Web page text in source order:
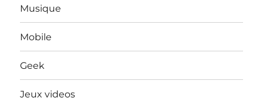
Musique
Mobile
Geek
Jeux videos